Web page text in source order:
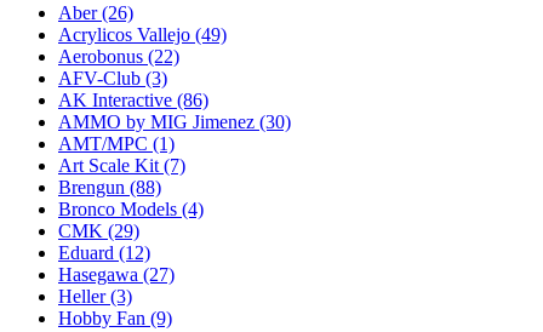
Aber(26)
Acrylicos Vallejo (49)
Aerobonus (22)
AFV-Club (3)
AK Interactive (86)
AMMO by MIG Jimenez (30)
AMT/MPC (1)
Art Scale Kit (7)
Brengun (88)
Bronco Models (4)
CMK (29)
Eduard (12)
Hasegawa (27)
Heller(3)
Hobby Fan (9)